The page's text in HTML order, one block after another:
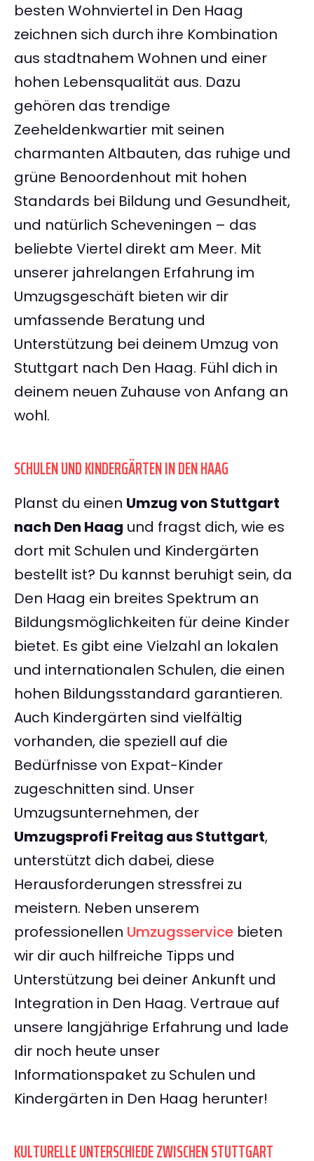
besten Wohnviertel in Den Haag
zeichnen sich durch ihre Kombination
aus stadtnahem Wohnen und einer
hohen Lebensqualität aus. Dazu
gehören das trendige
Zeeheldenkwartier mit seinen
charmanten Altbauten, das ruhige und
grüne Benoordenhout mit hohen
Standards bei Bildung und Gesundheit,
und natürlich Scheveningen – das
beliebte Viertel direkt am Meer. Mit
unserer jahrelangen Erfahrung im
Umzugsgeschäft bieten wir dir
umfassende Beratung und
Unterstützung bei deinem Umzug von
Stuttgart nach Den Haag. Fühl dich in
deinem neuen Zuhause von Anfang an
wohl.
SCHULEN UND KINDERGÄRTEN IN DEN HAAG
Planst du einen Umzug von Stuttgart
nach Den Haag und fragst dich, wie es
dort mit Schulen und Kindergärten
bestellt ist? Du kannst beruhigt sein, da
Den Haag ein breites Spektrum an
Bildungsmöglichkeiten für deine Kinder
bietet. Es gibt eine Vielzahl an lokalen
und internationalen Schulen, die einen
hohen Bildungsstandard garantieren.
Auch Kindergärten sind vielfältig
vorhanden, die speziell auf die
Bedürfnisse von Expat-Kinder
zugeschnitten sind. Unser
Umzugsunternehmen, der
Umzugsprofi Freitag aus Stuttgart,
unterstützt dich dabei, diese
Herausforderungen stressfrei zu
meistern. Neben unserem
professionellen Umzugsservice bieten
wir dir auch hilfreiche Tipps und
Unterstützung bei deiner Ankunft und
Integration in Den Haag. Vertraue auf
unsere langjährige Erfahrung und lade
dir noch heute unser
Informationspaket zu Schulen und
Kindergärten in Den Haag herunter!
KULTURELLE UNTERSCHIEDE ZWISCHEN STUTTGART